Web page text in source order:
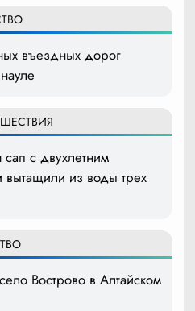
въездных дорог
с двухлетним
вытащили из воды трех
Вострово в Алтайском